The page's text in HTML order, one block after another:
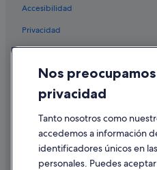
Accesibilidad
Privacidad
Condiciones de uso
Información legal/contacto
Pautas sobre el contenido y cómo
Ayuda
Nos
privacidad
Tanto nosotros como
accedemos a información
identificadores únicos en
personales. Puedes